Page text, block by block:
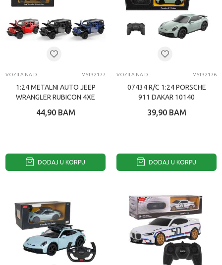
MST32177
1:24 METALNI AUTO JEEP
WRANGLER RUBICON 4XE
44,90 BAM
DODAJ U KORPU
MST32176
07434 R/C 1:24 PORSCHE
911 DAKAR 10140
39,90 BAM
DODAJ U KORPU